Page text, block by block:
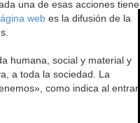
una de esas acciones tiene
webes la difusión de la
humana, social y material y
a toda la sociedad. La
como indica al entrar